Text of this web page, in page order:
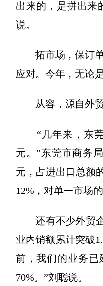
出来的，是拼出来
说。
拓市场，保订单
应对。今年，无论
从容，源自外贸
“几年来，东莞
元。”东莞市商务
元，占进出口总额
12%，对单一市场
还有不少外贸企
业内销额累计突破
前，我们的业务已
70%。”刘聪说。